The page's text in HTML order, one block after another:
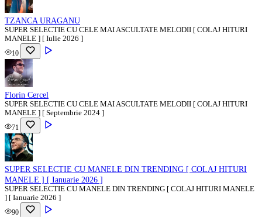
TZANCA URAGANU
SUPER SELECTIE CU CELE MAI ASCULTATE MELODII [ COLAJ HITURI
MANELE ] [ Iulie 2026 ]
10
Florin Cercel
SUPER SELECTIE CU CELE MAI ASCULTATE MELODII [ COLAJ HITURI
MANELE ] [ Septembrie 2024 ]
71
SUPER SELECTIE CU MANELE DIN TRENDING [ COLAJ HITURI
MANELE ] [ Ianuarie 2026 ]
SUPER SELECTIE CU MANELE DIN TRENDING [ COLAJ HITURI MANELE
] [ Ianuarie 2026 ]
90